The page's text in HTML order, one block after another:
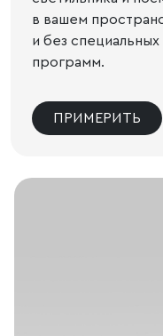
в вашем
и без
программ.
ПРИМЕРИТЬ